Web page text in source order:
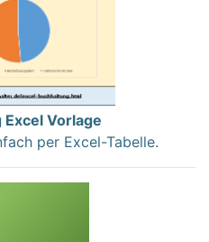
Vorlage
per Excel-Tabelle.